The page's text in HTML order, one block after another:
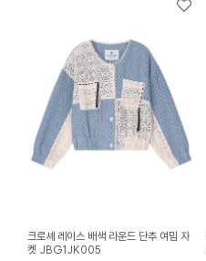
크로셰 레이스 배색 라운드 단추 여밈 자
켓 JBG1JK005